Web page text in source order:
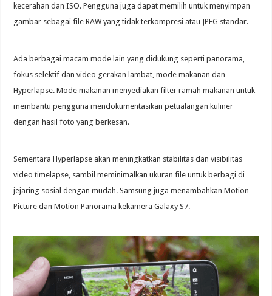
kecerahan dan ISO. Pengguna juga dapat memilih untuk menyimpan
gambar sebagai file RAW yang tidak terkompresi atau JPEG standar.
Ada berbagai macam mode lain yang didukung seperti panorama,
fokus selektif dan video gerakan lambat, mode makanan dan
Hyperlapse. Mode makanan menyediakan filter ramah makanan untuk
membantu pengguna mendokumentasikan petualangan kuliner
dengan hasil foto yang berkesan.
Sementara Hyperlapse akan meningkatkan stabilitas dan visibilitas
video timelapse, sambil meminimalkan ukuran file untuk berbagi di
jejaring sosial dengan mudah. Samsung juga menambahkan Motion
Picture dan Motion Panorama kekamera Galaxy S7.